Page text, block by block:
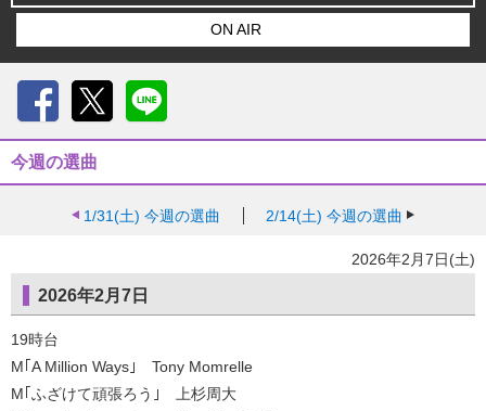
ON AIR
今週の選曲
1/31(土) 今週の選曲 2/14(土) 今週の選曲
2026年2月7日(土)
2026年2月7日
19時台
M｢A Million Ways｣ Tony Momrelle
M｢ふざけて頑張ろう｣ 上杉周大